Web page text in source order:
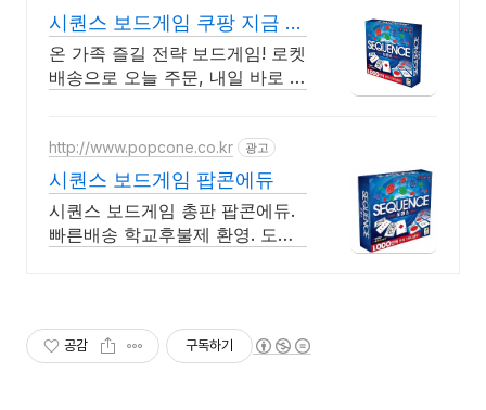
시퀀스 보드게임 쿠팡 지금 바
로 시작하세요
온 가족 즐길 전략 보드게임! 로켓
배송으로 오늘 주문, 내일 바로 시
http://www.popcone.co.kr 광고
시퀀스 보드게임 팝콘에듀
시퀀스 보드게임 총판 팝콘에듀.
빠른배송 학교후불제 환영. 도매
공감 구독하기